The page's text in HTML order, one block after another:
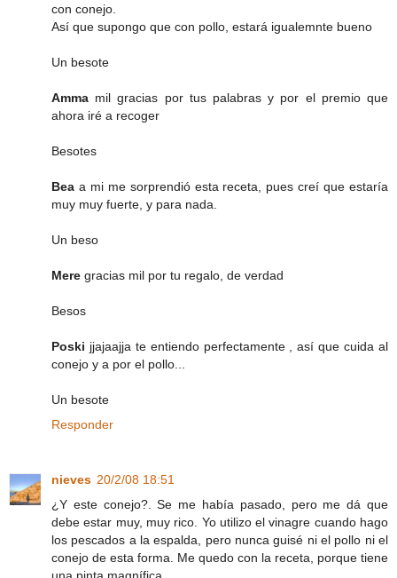
con conejo.
Así que supongo que con pollo, estará igualemnte bueno
Un besote
Amma mil gracias por tus palabras y por el premio que
ahora iré a recoger
Besotes
Bea a mi me sorprendió esta receta, pues creí que estaría
muy muy fuerte, y para nada.
Un beso
Mere gracias mil por tu regalo, de verdad
Besos
Poski jjajaajja te entiendo perfectamente , así que cuida al
conejo y a por el pollo...
Un besote
Responder
nieves 20/2/08 18:51
¿Y este conejo?. Se me había pasado, pero me dá que
debe estar muy, muy rico. Yo utilizo el vinagre cuando hago
los pescados a la espalda, pero nunca guisé ni el pollo ni el
conejo de esta forma. Me quedo con la receta, porque tiene